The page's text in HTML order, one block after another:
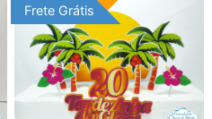
Frete Grátis
Frete Grátis